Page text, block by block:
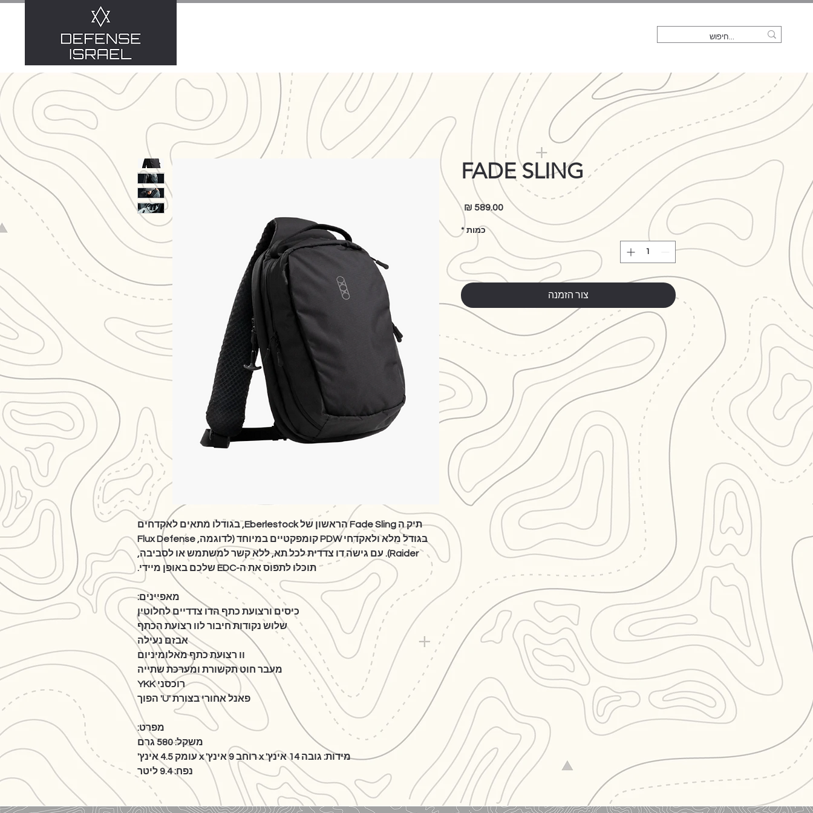
תיק ה Fade Sling הראשון של Eberlestock, בגודלו מתאים לאקדחים
בגודל מלא ולאקדחי PDW קומפקטיים במיוחד (לדוגמה, Flux Defense
Raider). עם גישה דו צדדית לכל תא, ללא קשר למשתמש או לסביבה,
תוכלו לתפוס את ה-EDC שלכם באופן מיידי.
מאפיינים:
כיסים ורצועת כתף הדו צדדיים לחלוטין
שלוש נקודות חיבור לוו רצועת הכתף
אבזם נעילה
וו רצועת כתף מאלומיניום
מעבר חוט תקשורת ומערכת שתייה
רוכסני YKK
פאנל אחורי בצורת 'U' הפוך
מפרט:
משקל: 580 גרם
מידות: גובה 14 אינץ' x רוחב 9 אינץ' x עומק 4.5 אינץ'
נפח: 9.4 ליטר
FADE SLING
מחיר
כמות *
צור הזמנה